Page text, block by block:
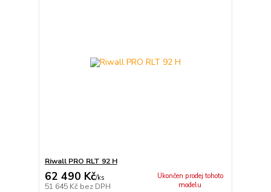
Riwall PRO RLT 92 H
62 490 Kč/ks
51 645 Kč bez DPH
Ukončen prodej tohoto
modelu